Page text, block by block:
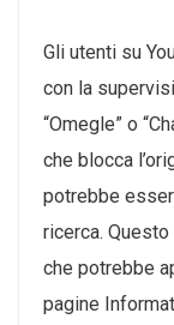
Gli utenti su
con la
“Omegle” o
che blocca
potrebbe
ricerca.
che potrebbe
pagine